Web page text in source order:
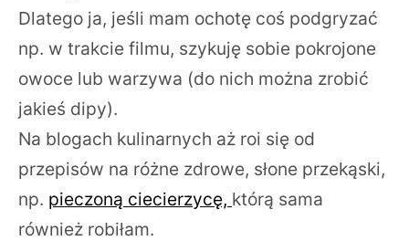
Dlatego ja, jeśli mam ochotę coś podgryzać
np. w trakcie filmu, szykuję sobie pokrojone
owoce lub warzywa (do nich można zrobić
jakieś dipy).
Na blogach kulinarnych aż roi się od
przepisów na różne zdrowe, słone przekąski,
np. pieczoną ciecierzycę, którą sama
również robiłam.